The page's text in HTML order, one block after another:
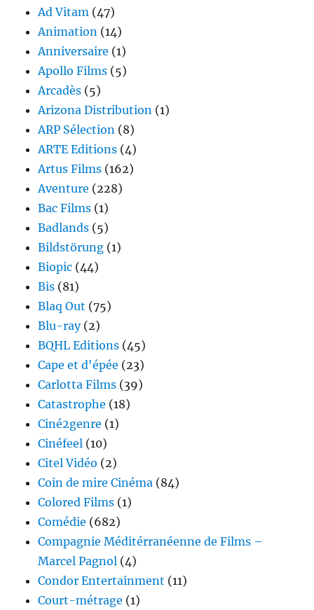
Ad Vitam (47)
Animation (14)
Anniversaire (1)
Apollo Films (5)
Arcadès (5)
Arizona Distribution (1)
ARP Sélection (8)
ARTE Editions (4)
Artus Films (162)
Aventure (228)
Bac Films (1)
Badlands (5)
Bildstörung (1)
Biopic (44)
Bis (81)
Blaq Out (75)
Blu-ray(2)
BQHL Editions (45)
Cape et d'épée (23)
Carlotta Films (39)
Catastrophe (18)
Ciné2genre (1)
Cinéfeel (10)
Citel Vidéo (2)
Coin de mire Cinéma (84)
Colored Films (1)
Comédie (682)
Compagnie Méditérranéenne de Films –
Marcel Pagnol (4)
Condor Entertainment (11)
Court-métrage (1)